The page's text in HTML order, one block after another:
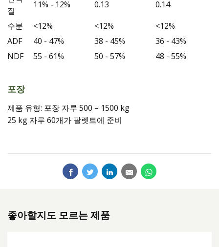
질
11% - 12% 0.13
0.14
수분
<12% <12%
<12%
ADF
40 - 47% 38 - 45%
36 - 43%
NDF
55 - 61% 50 - 57% 48 - 55%
포장
제품 유형: 포장 자루 500 – 1500 kg
25 kg 자루 60개가 팔렛트에 준비
좋아할지도 모르는 제품